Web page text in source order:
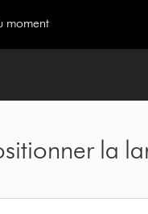
moment
la